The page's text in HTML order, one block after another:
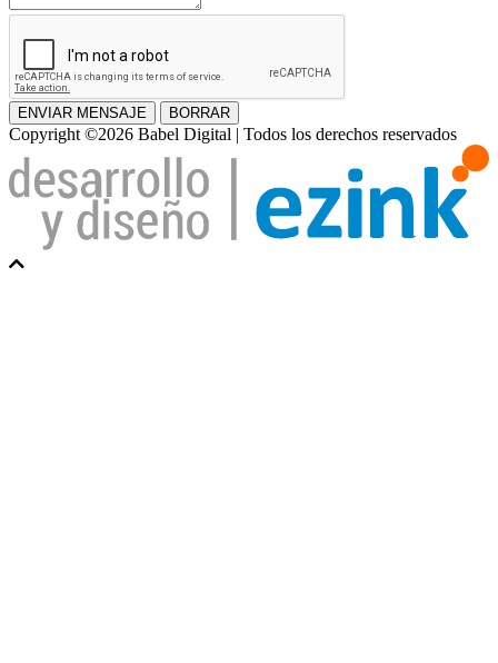
ENVIAR MENSAJE BORRAR
Copyright ©2026 Babel Digital | Todos los derechos reservados